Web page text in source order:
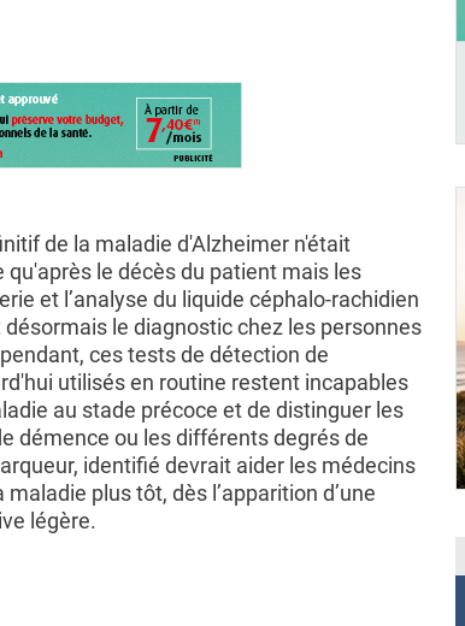
de la maladie d'Alzheimer n'était
qu'après le décès du patient mais les
et l’analyse du liquide céphalo-rachidien
le diagnostic chez les personnes
ces tests de détection de
utilisés en routine restent incapables
au stade précoce et de distinguer les
démence ou les différents degrés de
identifié devrait aider les médecins
plus tôt, dès l’apparition d’une
légère.